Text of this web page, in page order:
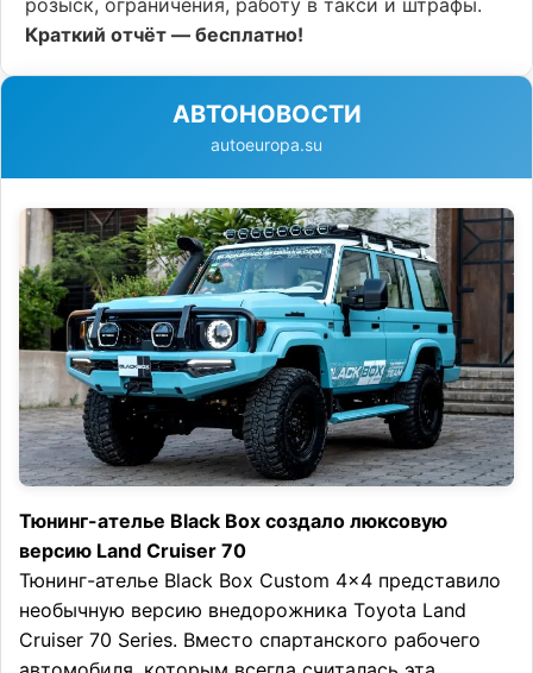
розыск, ограничения, работу в такси и штрафы.
Краткий отчёт — бесплатно!
АВТОНОВОСТИ
autoeuropa.su
Тюнинг-ателье Black Box создало люксовую
версию Land Cruiser 70
Тюнинг-ателье Black Box Custom 4×4 представило
необычную версию внедорожника Toyota Land
Cruiser 70 Series. Вместо спартанского рабочего